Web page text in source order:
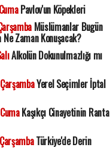
Pavlov'un Köpekleri
Müslümanlar Bugün
Ne Zaman Konuşacak?
Alkolün Dokunulmazlığı mı
Yerel Seçimler İptal
Kaşıkçı Cinayetinin Ranta
Türkiye'de Derin